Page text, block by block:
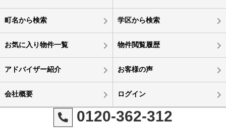
町名から検索 学区から検索
お気に入り物件一覧 物件閲覧履歴
アドバイザー紹介 お客様の声
会社概要 ログイン
0120-362-312